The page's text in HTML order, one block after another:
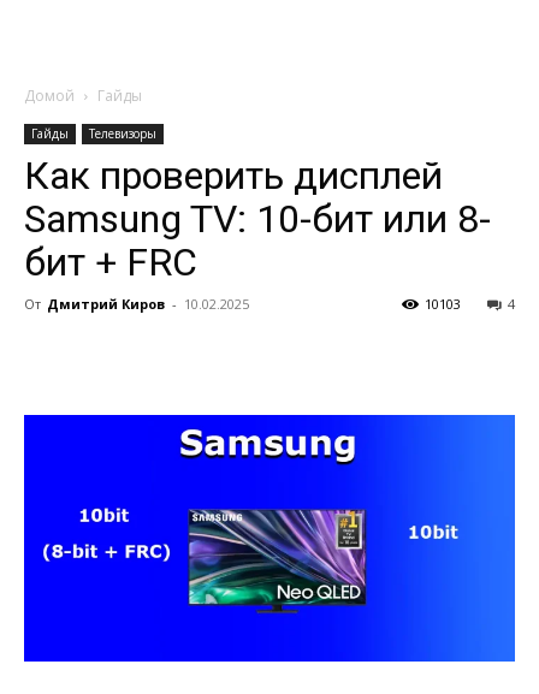
Домой Гайды
Гайды Телевизоры
Как проверить дисплей
Samsung TV: 10-бит или 8-
бит + FRC
От Дмитрий Киров - 10.02.2025 4
10103